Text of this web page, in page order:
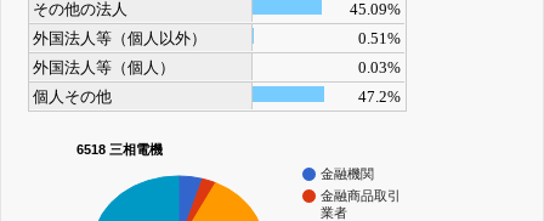
その他の法人
45.09%
外国法人等（個人以外）
0.51%
外国法人等（個人）
0.03%
個人その他
47.2%
6518 三相電機
金融機関
金融商品取引
業者